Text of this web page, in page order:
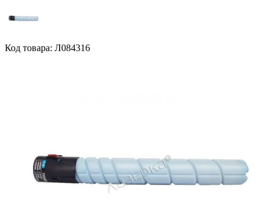
Код товара: Л084316